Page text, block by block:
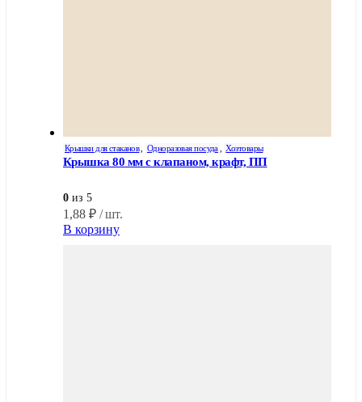
Крышки для стаканов Одноразовая посуда Хозтовары
Крышка 80 мм с клапаном, крафт, ПП
0 из 5
1,88 ₽ / шт.
В корзину